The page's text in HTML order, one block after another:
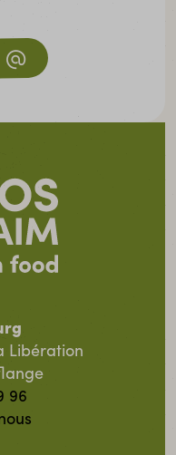
Libération
96